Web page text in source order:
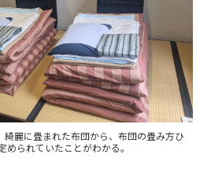
麗に畳まれた布団から、布団の畳み方ひ
められていたことがわかる。